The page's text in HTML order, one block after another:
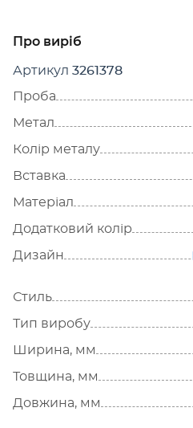
Про виріб
Артикул 3261378
Проба
Метал
Колір металу
Вставка
Матеріал
Додатковий колір
Дизайн
Стиль
Тип виробу
Ширина, мм
Товщина, мм
Довжина, мм